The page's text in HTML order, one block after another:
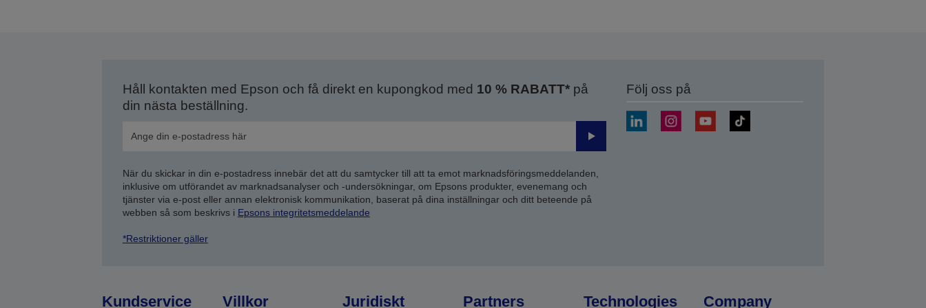
Håll kontakten med Epson och få direkt en kupongkod med 10 % RABATT*på
din nästa beställning.
Skicka
När du skickar in din e-postadress innebär det att du samtycker till att ta emot marknadsföringsmeddelanden,
inklusive om utförandet av marknadsanalyser och -undersökningar, om Epsons produkter, evenemang och
tjänster via e-post eller annan elektronisk kommunikation, baserat på dina inställningar och ditt beteende på
webben så som beskrivs i Epsons integritetsmeddelande
*Restriktioner gäller
Följ oss på
Kundservice Villkor Juridiskt Partners Technologies Company